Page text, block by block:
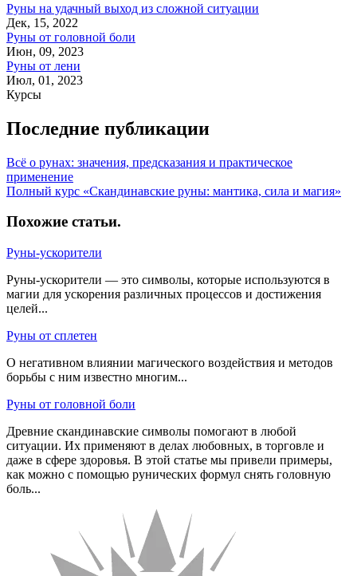
Руны на удачный выход из сложной ситуации
Дек, 15, 2022
Руны от головной боли
Июн, 09, 2023
Руны от лени
Июл, 01, 2023
Курсы
Последние публикации
Всё о рунах: значения, предсказания и практическое
применение
Полный курс «Скандинавские руны: мантика, сила и магия»
Похожие статьи.
Руны-ускорители
Руны-ускорители — это символы, которые используются в
магии для ускорения различных процессов и достижения
целей...
Руны от сплетен
О негативном влиянии магического воздействия и методов
борьбы с ним известно многим...
Руны от головной боли
Древние скандинавские символы помогают в любой
ситуации. Их применяют в делах любовных, в торговле и
даже в сфере здоровья. В этой статье мы привели примеры,
как можно с помощью рунических формул снять головную
боль...